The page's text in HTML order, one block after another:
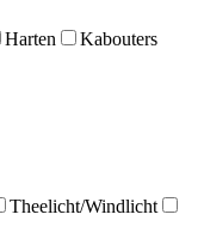
Harten
Kabouters
Theelicht/Windlicht